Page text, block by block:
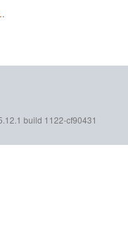
.
build 1122-cf90431